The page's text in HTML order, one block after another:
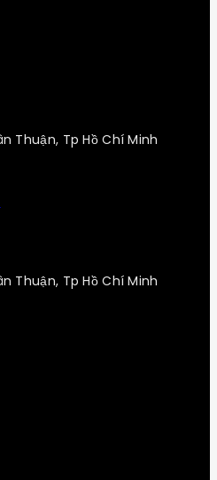
Thuận, Tp Hồ Chí Minh
Thuận, Tp Hồ Chí Minh